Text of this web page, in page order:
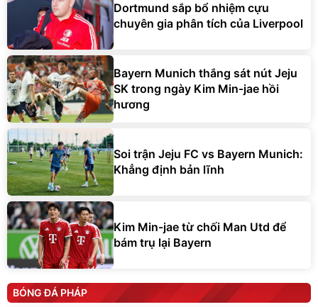
Dortmund sắp bổ nhiệm cựu
chuyên gia phân tích của Liverpool
Bayern Munich thắng sát nút Jeju
SK trong ngày Kim Min-jae hồi
hương
Soi trận Jeju FC vs Bayern Munich:
Khẳng định bản lĩnh
Kim Min-jae từ chối Man Utd để
bám trụ lại Bayern
BÓNG ĐÁ PHÁP